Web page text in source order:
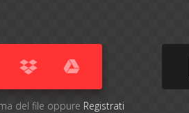
del file oppure Registrati